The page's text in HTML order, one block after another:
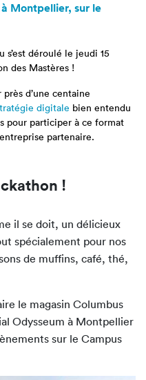
Montpellier, sur le
déroulé le jeudi 15
des Mastères !
d’une centaine
digitale bien entendu
pour participer à ce format
partenaire.
!
il se doit, un délicieux
spécialement pour nos
de muffins, café, thé,
le magasin Columbus
Odysseum à Montpellier
sur le Campus